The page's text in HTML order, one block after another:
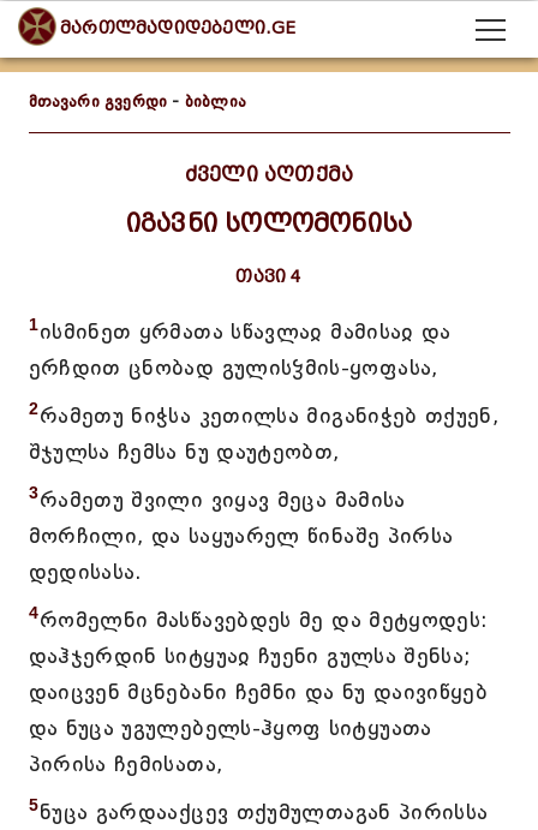
მართლმადიდებელი.GE
მთავარი გვერდი - ბიბლია
ძველი აღთქმა
იგავნი სოლომონისა
თავი 4
1ისმინეთ ყრმათა სწავლაჲ მამისაჲ და
ერჩდით ცნობად გულისჴმის-ყოფასა,
2რამეთუ ნიჭსა კეთილსა მიგანიჭებ თქუენ,
შჯულსა ჩემსა ნუ დაუტეობთ,
3რამეთუ შვილი ვიყავ მეცა მამისა
მორჩილი, და საყუარელ წინაშე პირსა
დედისასა.
4რომელნი მასწავებდეს მე და მეტყოდეს:
დაჰჯერდინ სიტყუაჲ ჩუენი გულსა შენსა;
დაიცვენ მცნებანი ჩემნი და ნუ დაივიწყებ
და ნუცა უგულებელს-ჰყოფ სიტყუათა
პირისა ჩემისათა,
5ნუცა გარდააქცევ თქუმულთაგან პირისსა